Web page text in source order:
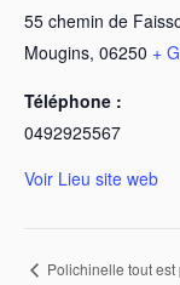
55 chemin de
Mougins, 06250 +
Téléphone :
0492925567
Voir Lieu site web
Polichinelle tout est